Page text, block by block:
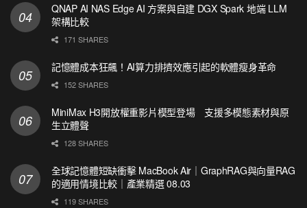
QNAP AI NAS Edge AI 方案與自建 DGX Spark 地端 LLM
架構比較
171 SHARES
記憶體成本狂飆！AI算力排擠效應引起的軟體瘦身革命
152 SHARES
MiniMax H3開放權重影片模型登場 支援多模態素材與原
生立體聲
128 SHARES
全球記憶體短缺衝擊 MacBook Air｜GraphRAG與向量RAG
的適用情境比較｜產業精選 08.03
119 SHARES